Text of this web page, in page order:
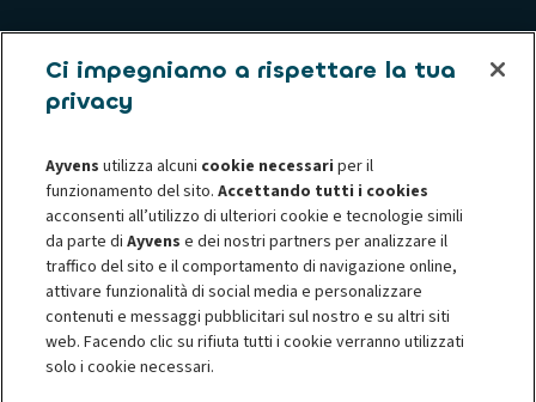
Assistenza Clienti
Chi siamo
Informative privacy
Informativa sui cookie
Privacy - Diritti degli interessati
Termini e Condizioni
Société Générale
Accessibilità digitale
Risoluzione Controversie
Corporate Governance
Ci impegniamo a rispettare la tua
privacy
Ayvens utilizza alcuni cookie necessari per il
funzionamento del sito.Accettando tutti i cookies
acconsenti all’utilizzo di ulteriori cookie e tecnologie simili
da parte diAyvens e dei nostri partners per analizzare il
traffico del sito e il comportamento di navigazione online,
attivare funzionalità di social media e personalizzare
contenuti e messaggi pubblicitari sul nostro e su altri siti
web. Facendo clic su rifiuta tutti i cookie verranno utilizzati
solo i cookie necessari.